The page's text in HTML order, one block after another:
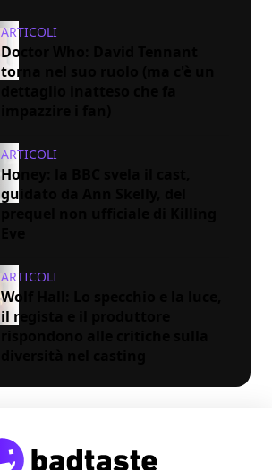
ARTICOLI
Doctor Who: David Tennant
torna nel suo ruolo (ma c'è un
ARTICOLI
Honey: la BBC svela il cast,
guidato da Ann Skelly, del
ARTICOLI
Wolf Hall: Lo specchio e la luce,
il regista e il produttore